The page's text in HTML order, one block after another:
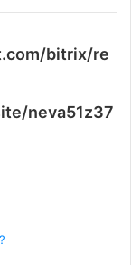
bitrix/re
neva51z37